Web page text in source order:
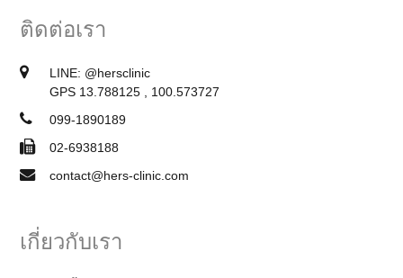
ติดต่อเรา
LINE: @hersclinic
GPS 13.788125 , 100.573727
099-1890189
02-6938188
contact@hers-clinic.com
เกี่ยวกับเรา